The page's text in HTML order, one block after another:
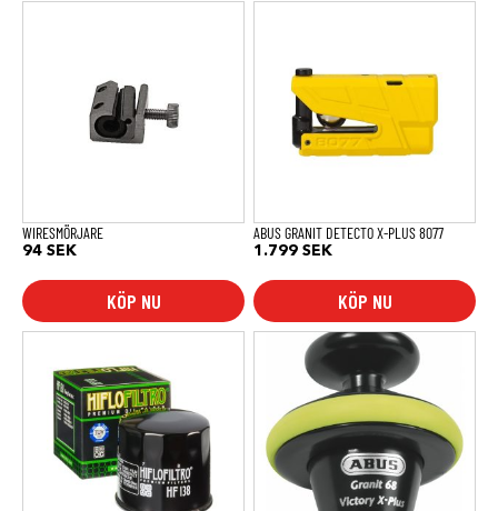
WIRESMÖRJARE
94 SEK
KÖP NU
ABUS GRANIT DETECTO X-PLUS 8077
1.799 SEK
KÖP NU